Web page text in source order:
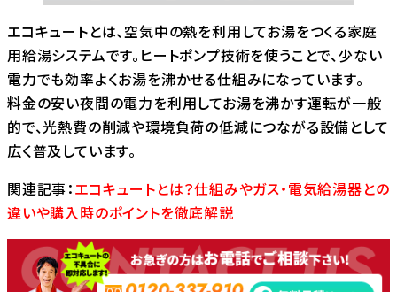
エコキュートとは、空気中の熱を利用してお湯をつくる家庭
用給湯システムです。ヒートポンプ技術を使うことで、少ない
電力でも効率よくお湯を沸かせる仕組みになっています。
料金の安い夜間の電力を利用してお湯を沸かす運転が一般
的で、光熱費の削減や環境負荷の低減につながる設備として
広く普及しています。
関連記事：エコキュートとは？仕組みやガス・電気給湯器との
違いや購入時のポイントを徹底解説